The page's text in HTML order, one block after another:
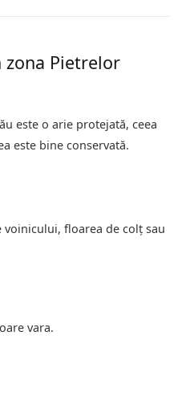
zona Pietrelor
este o arie protejată, ceea
este bine conservată.
floarea de colț sau
vara.